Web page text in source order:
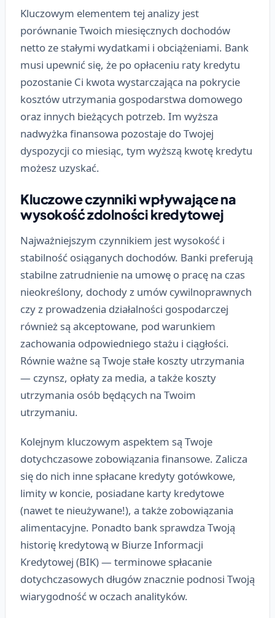
Kluczowym elementem tej analizy jest
porównanie Twoich miesięcznych dochodów
netto ze stałymi wydatkami i obciążeniami. Bank
musi upewnić się, że po opłaceniu raty kredytu
pozostanie Ci kwota wystarczająca na pokrycie
kosztów utrzymania gospodarstwa domowego
oraz innych bieżących potrzeb. Im wyższa
nadwyżka finansowa pozostaje do Twojej
dyspozycji co miesiąc, tym wyższą kwotę kredytu
możesz uzyskać.
Kluczowe czynniki wpływające na
wysokość zdolności kredytowej
Najważniejszym czynnikiem jest wysokość i
stabilność osiąganych dochodów. Banki preferują
stabilne zatrudnienie na umowę o pracę na czas
nieokreślony, dochody z umów cywilnoprawnych
czy z prowadzenia działalności gospodarczej
również są akceptowane, pod warunkiem
zachowania odpowiedniego stażu i ciągłości.
Równie ważne są Twoje stałe koszty utrzymania
— czynsz, opłaty za media, a także koszty
utrzymania osób będących na Twoim
utrzymaniu.
Kolejnym kluczowym aspektem są Twoje
dotychczasowe zobowiązania finansowe. Zalicza
się do nich inne spłacane kredyty gotówkowe,
limity w koncie, posiadane karty kredytowe
(nawet te nieużywane!), a także zobowiązania
alimentacyjne. Ponadto bank sprawdza Twoją
historię kredytową w Biurze Informacji
Kredytowej (BIK) — terminowe spłacanie
dotychczasowych długów znacznie podnosi Twoją
wiarygodność w oczach analityków.